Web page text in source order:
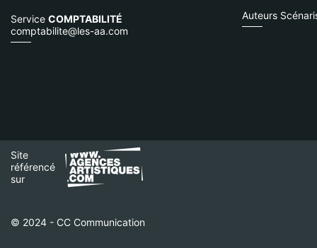
Service COMPTABILITÉ
comptabilite@les-aa.com
Auteurs
Site
référencé
sur
© 2024 - CC Communication